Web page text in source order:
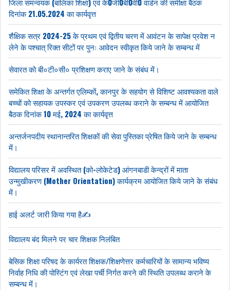
जिला समन्वयक (बालिका शिक्षा) एवं के0जी0बी0वी0 वार्डन की समीक्षा बैठक
दिनांक 21.05.2024 का कार्यवृत्त
शैक्षिक सत्र 2024-25 के प्रथम एवं द्वितीय चरण में आवंटन के सापेक्ष प्रवेश न
लेने के पश्चात् रिक्त सीटों पर पुनः आवेदन स्वीकृत किये जाने के सम्बन्ध में
सेवारत को बी०टी०सी० प्रशिक्षण कराए जाने के संबंध में।
समेकित शिक्षा के अन्तर्गत एलिम्कों, कानपुर के सहयोग से विशिष्ट आवश्यकता वाले
बच्चों को सहायक उपस्कर एवं उपकरण उपलब्ध कराने के सम्बन्ध में आयोजित
बैठक दिनांक 10 मई, 2024 का कार्यवृत्त
अन्तर्जनपदीय स्थानान्तरित शिक्षकों की सेवा पुस्तिका प्रेषित किये जाने के सम्बन्ध
में।
विद्यालय परिसर में अवस्थित (को-लोकेटेड) आंगनबाडी केन्द्रों में माता
उन्मुखीकरण (Mother Orientation) कार्यक्रम आयोजित किये जाने के संबंध
में।
हाई अलर्ट जारी किया गया है✍️
विद्यालय बंद मिलने पर चार शिक्षक निलंबित
बेसिक शिक्षा परिषद के कार्यरत शिक्षक/शिक्षणेत्तर कर्मचारियों के सामान्य भविष्य
निर्वाह निधि की पोस्टिंग एवं लेखा पर्ची निर्गत करने की स्थिति उपलब्ध कराने के
सम्बन्ध में।